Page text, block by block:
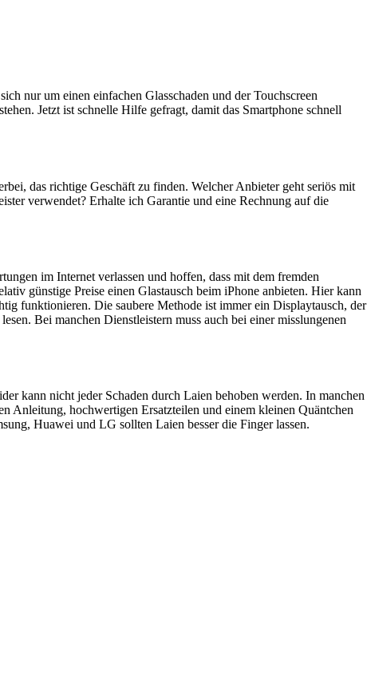
nur um einen einfachen Glasschaden und der Touchscreen
Jetzt ist schnelle Hilfe gefragt, damit das Smartphone schnell
das richtige Geschäft zu finden. Welcher Anbieter geht seriös mit
verwendet? Erhalte ich Garantie und eine Rechnung auf die
im Internet verlassen und hoffen, dass mit dem fremden
günstige Preise einen Glastausch beim iPhone anbieten. Hier kann
funktionieren. Die saubere Methode ist immer ein Displaytausch, der
Bei manchen Dienstleistern muss auch bei einer misslungenen
kann nicht jeder Schaden durch Laien behoben werden. In manchen
Anleitung, hochwertigen Ersatzteilen und einem kleinen Quäntchen
Huawei und LG sollten Laien besser die Finger lassen.